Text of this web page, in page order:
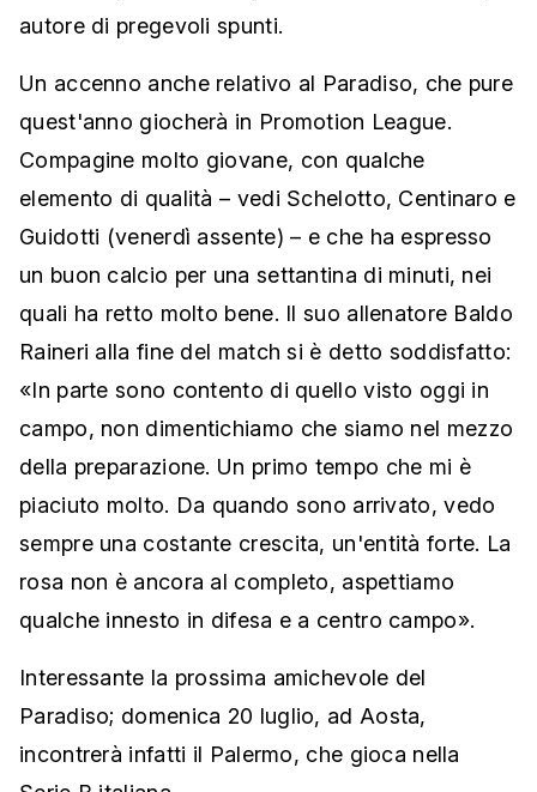
autore di pregevoli spunti.
Un accenno anche relativo al Paradiso, che pure
quest'anno giocherà in Promotion League.
Compagine molto giovane, con qualche
elemento di qualità – vedi Schelotto, Centinaro e
Guidotti (venerdì assente) – e che ha espresso
un buon calcio per una settantina di minuti, nei
quali ha retto molto bene. Il suo allenatore Baldo
Raineri alla fine del match si è detto soddisfatto:
«In parte sono contento di quello visto oggi in
campo, non dimentichiamo che siamo nel mezzo
della preparazione. Un primo tempo che mi è
piaciuto molto. Da quando sono arrivato, vedo
sempre una costante crescita, un'entità forte. La
rosa non è ancora al completo, aspettiamo
qualche innesto in difesa e a centro campo».
Interessante la prossima amichevole del
Paradiso; domenica 20 luglio, ad Aosta,
incontrerà infatti il Palermo, che gioca nella